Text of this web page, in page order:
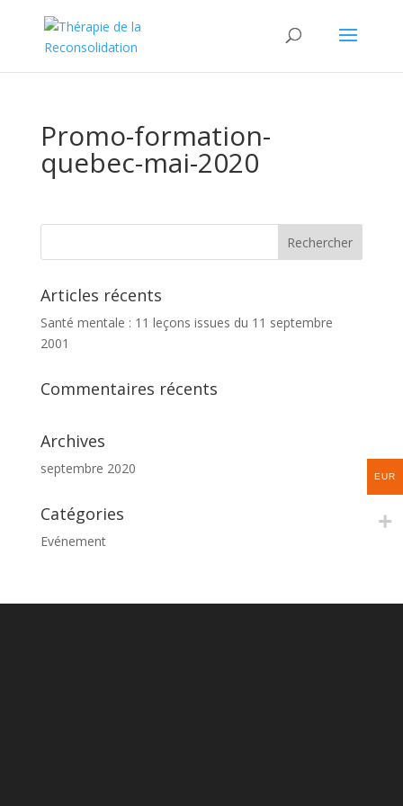
Promo-formation-
quebec-mai-2020
Articles récents
Santé mentale : 11 leçons issues du 11 septembre
2001
Commentaires récents
Archives
septembre 2020
Catégories
Evénement
EUR